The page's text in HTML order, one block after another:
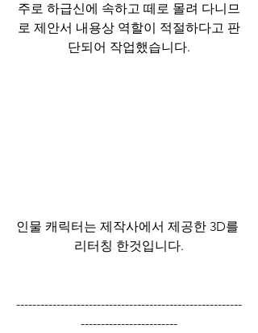
주로 하급신에 속하고 떼로 몰려 다니므
로 제안서 내용상 역할이 적절하다고 판
단되어 작업했습니다.
인물 캐릭터는 제작사에서 제공한 3D를
리터칭 한것입니다.
--------------------------------------------------------
------------------------